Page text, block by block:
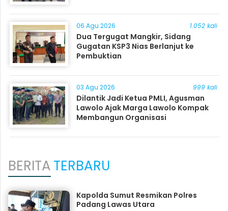
06 Agu 2026 1.052 kali
Dua Tergugat Mangkir, Sidang
Gugatan KSP3 Nias Berlanjut ke
Pembuktian
03 Agu 2026 999 kali
Dilantik Jadi Ketua PMLI, Agusman
Lawolo Ajak Marga Lawolo Kompak
Membangun Organisasi
BERITATERBARU
Kapolda Sumut Resmikan Polres
Padang Lawas Utara